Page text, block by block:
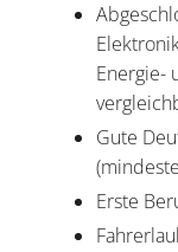
Energie-
Gute
Erste